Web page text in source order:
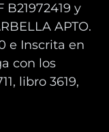
B21972419 y
APTO.
e Inscrita en
con los
libro 3619,